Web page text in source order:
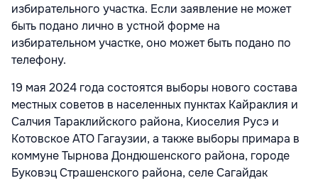
избирательного участка. Если заявление не может
быть подано лично в устной форме на
избирательном участке, оно может быть подано по
телефону.
19 мая 2024 года состоятся выборы нового состава
местных советов в населенных пунктах Кайраклия и
Салчия Тараклийского района, Киоселия Русэ и
Котовское АТО Гагаузии, а также выборы примара в
коммуне Тырнова Дондюшенского района, городе
Буковэц Страшенского района, селе Сагайдак